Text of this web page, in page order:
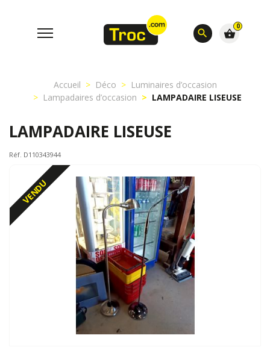
search
0
shopping_basket
Accueil Déco
Luminaires d’occasion
Lampadaires d’occasion
LAMPADAIRE LISEUSE
LAMPADAIRE LISEUSE
Réf. D110343944
VENDU